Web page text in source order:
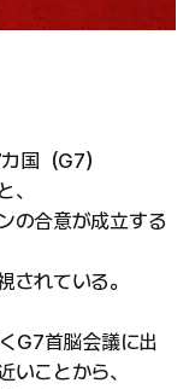
国（G7）
、
の合意が成立する
されている。
G7首脳会議に出
ことから、